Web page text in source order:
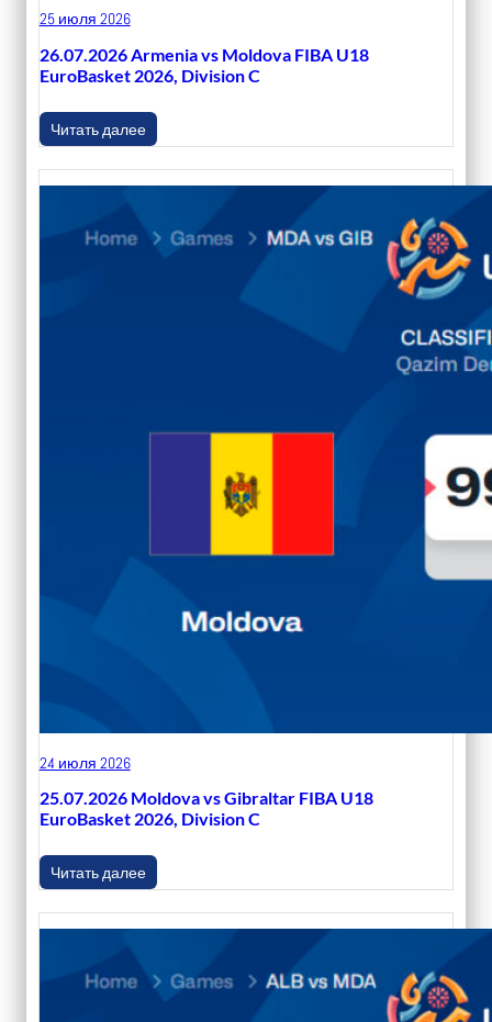
25 июля 2026
26.07.2026 Armenia vs Moldova FIBA U18
EuroBasket 2026, Division C
Читать далее
24 июля 2026
25.07.2026 Moldova vs Gibraltar FIBA U18
EuroBasket 2026, Division C
Читать далее